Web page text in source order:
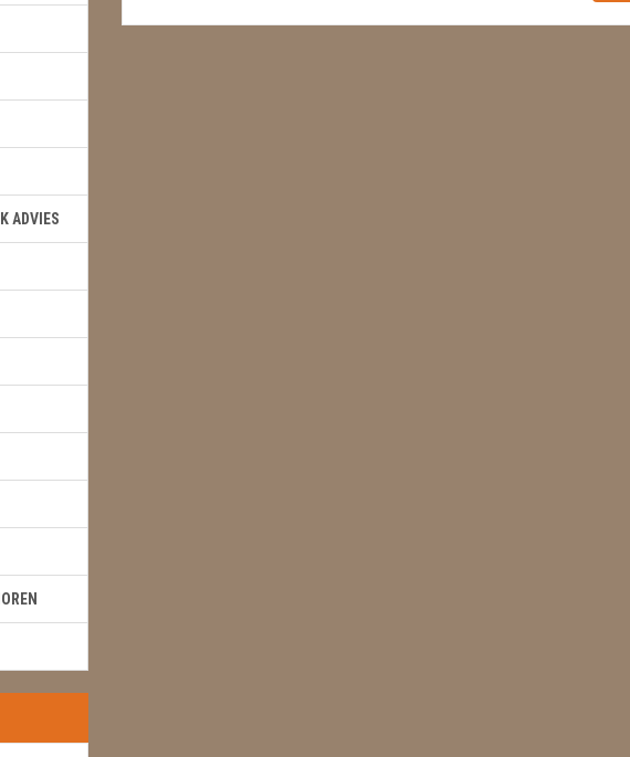
ADVIES